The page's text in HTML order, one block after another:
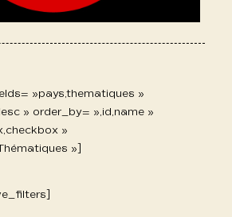
»pays,thematiques »
» order_by= »,id,name »
»
»]